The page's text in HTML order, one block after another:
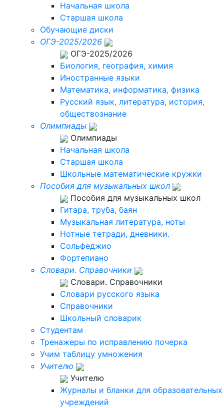
Начальная школа
Старшая школа
Обучающие диски
ОГЭ-2025/2026
ОГЭ-2025/2026
Биология, география, химия
Иностранные языки
Математика, информатика, физика
Русский язык, литература, история,
обществознание
Олимпиады
Олимпиады
Начальная школа
Старшая школа
Школьные математические кружки
Пособия для музыкальных школ
Пособия для музыкальных школ
Гитара, труба, баян
Музыкальная литература, ноты
Нотные тетради, дневники.
Сольфеджио
Фортепиано
Словари. Справочники
Словари. Справочники
Словари русского языка
Справочники
Школьный словарик
Студентам
Тренажеры по исправлению почерка
Учим таблицу умножения
Учителю
Учителю
Журналы и бланки для образовательных
учреждений